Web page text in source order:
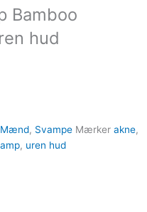
Bamboo
hud
Mænd, Svampe Mærker akne,
, uren hud